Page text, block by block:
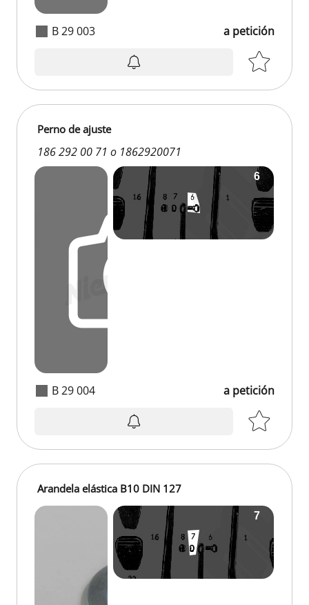
B 29 003 a petición
B 29 004
Perno de ajuste
186 292 00 71 o 1862920071
a petición
Arandela elástica B10 DIN 127